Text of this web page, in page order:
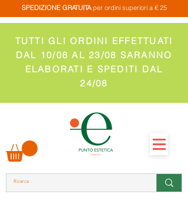
SPEDIZIONE GRATUITAper ordini superiori a € 25
TUTTI GLI ORDINI EFFETTUATI
DAL 10/08 AL 23/08 SARANNO
ELABORATI E SPEDITI DAL
24/08